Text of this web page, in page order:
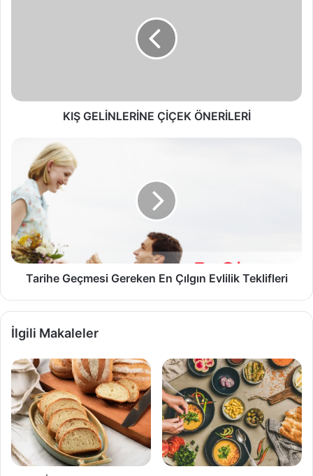
KIŞ GELİNLERİNE ÇİÇEK ÖNERİLERİ
Geçmesi
Gereken
En
Çılgın
Evlilik
Teklifleri
Tarihe Geçmesi Gereken En Çılgın Evlilik Teklifleri
İlgili Makaleler